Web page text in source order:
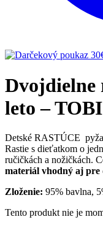
Dvojdielne
leto –
Detské RASTÚCE
Rastie s dieťatkom o
ručičkách a nožičkách.
materiál vhodný aj pre
Zloženie: 95% bavlna,
Tento produkt nie je